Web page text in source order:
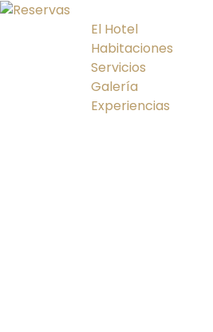
El Hotel
Habitaciones
Servicios
Galería
Experiencias